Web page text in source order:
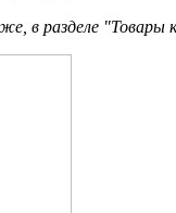
в разделе "Товары